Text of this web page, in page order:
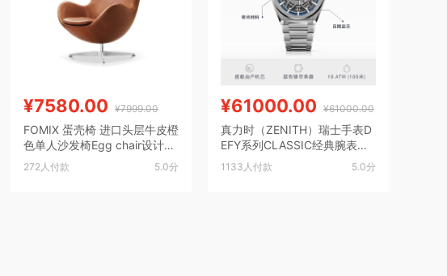
¥7580.00 ¥7999.00
FOMIX 蛋壳椅 进口头层牛皮橙
色单人沙发椅Egg chair设计师
蛋椅 Egg chair/意大利头层牛
皮/单椅
272人付款 5.0分
¥61000.00 ¥61000.00
真力时（ZENITH）瑞士手表D
EFY系列CLASSIC经典腕表男
士镂空机械腕表节日礼物 DEF
Y系列 经典镂空腕表钢带
1133人付款 5.0分